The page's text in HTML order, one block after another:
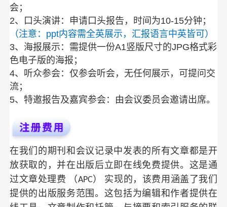
会；
2、口头演讲：申请口头报告，时间为10-15分钟；
（注意：ppt内容需全英展示，汇报语言中英皆可）
3、海报展示：需提供一份A1竖版尺寸的JPG格式彩
色电子版的海报；
4、听众参会：仅参会听会，无任何展示，可提问交
流；
5、特邀报告及嘉宾参会：由会议委员会邀请出席。
在我们的期刊和会议记录中发表的所有文章都是开
放获取的，并在出版后立即在线免费提供。这是通
过文章处理费 （APC） 实现的，该费用涵盖了我们
提供的出版服务范围。这包括为编辑和作者提供在